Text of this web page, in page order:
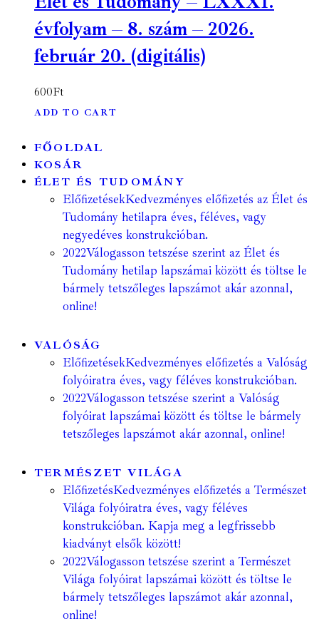
évfolyam – 8. szám – 2026.
február 20. (digitális)
600Ft
ADD TO CART
FŐOLDAL
KOSÁR
ÉLET ÉS TUDOMÁNY
ElőfizetésekKedvezményes előfizetés az Élet és
Tudomány hetilapra éves, féléves, vagy
negyedéves konstrukcióban.
2022Válogasson tetszése szerint az Élet és
Tudomány hetilap lapszámai között és töltse le
bármely tetszőleges lapszámot akár azonnal,
online!
VALÓSÁG
ElőfizetésekKedvezményes előfizetés a Valóság
folyóiratra éves, vagy féléves konstrukcióban.
2022Válogasson tetszése szerint a Valóság
folyóirat lapszámai között és töltse le bármely
tetszőleges lapszámot akár azonnal, online!
TERMÉSZET VILÁGA
ElőfizetésKedvezményes előfizetés a Természet
Világa folyóiratra éves, vagy féléves
konstrukcióban. Kapja meg a legfrissebb
kiadványt elsők között!
2022Válogasson tetszése szerint a Természet
Világa folyóirat lapszámai között és töltse le
bármely tetszőleges lapszámot akár azonnal,
online!